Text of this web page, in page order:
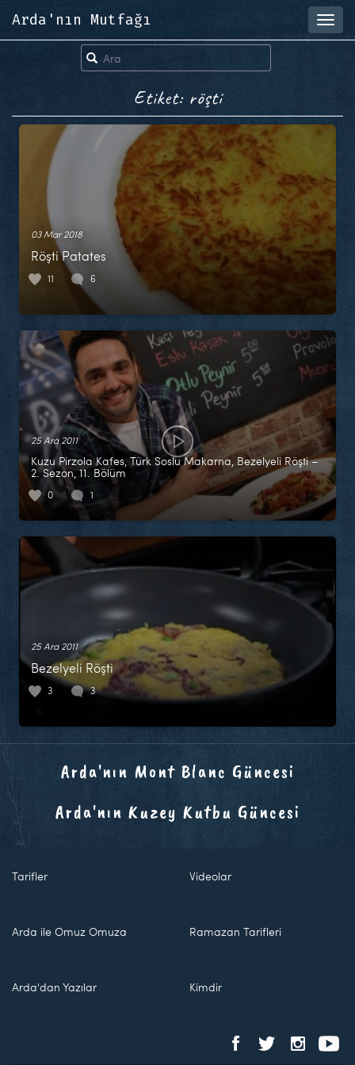
Arda'nın Mutfağı
Etiket: röşti
03 Mar 2018
Röşti Patates
11 6
25 Ara 2011
Kuzu Pirzola Kafes, Türk Soslu Makarna, Bezelyeli Röşti –
2. Sezon, 11. Bölüm
0 1
25 Ara 2011
Bezelyeli Röşti
3 3
Arda'nın Mont Blanc Güncesi
Arda'nın Kuzey Kutbu Güncesi
Tarifler Videolar
Arda ile Omuz Omuza Ramazan Tarifleri
Arda'dan Yazılar Kimdir